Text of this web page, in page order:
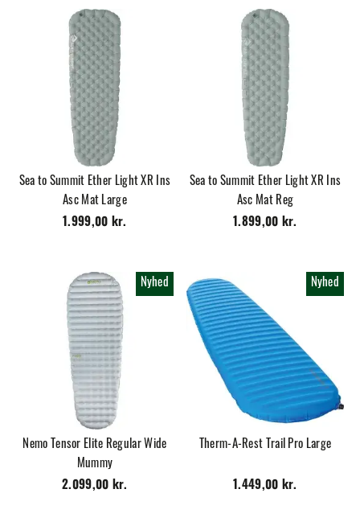
Sea to Summit Ether Light XR Ins
Asc Mat Large
1.999,00 kr.
Sea to Summit Ether Light XR Ins
Asc Mat Reg
1.899,00 kr.
Nyhed
Nemo Tensor Elite Regular Wide
Mummy
2.099,00 kr.
Nyhed
Therm-A-Rest Trail Pro Large
1.449,00 kr.